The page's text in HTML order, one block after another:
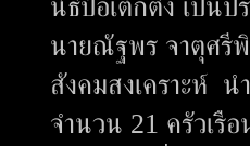
นิธิป่อเต็กตึ๊ง เป็นป
นายณัฐพร จาตุศรี
สังคมสงเคราะห์
จำนวน 21 ครัวเรื